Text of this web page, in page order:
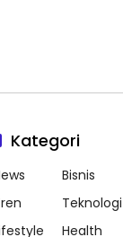
Kategori
Bisnis
Teknologi
Health